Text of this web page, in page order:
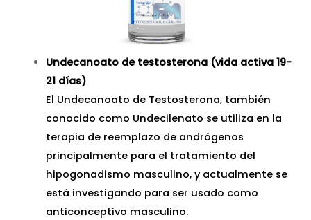
Undecanoato de testosterona (vida activa 19-
21 días)
El Undecanoato de Testosterona, también
conocido como Undecilenato se utiliza en la
terapia de reemplazo de andrógenos
principalmente para el tratamiento del
hipogonadismo masculino, y actualmente se
está investigando para ser usado como
anticonceptivo masculino.